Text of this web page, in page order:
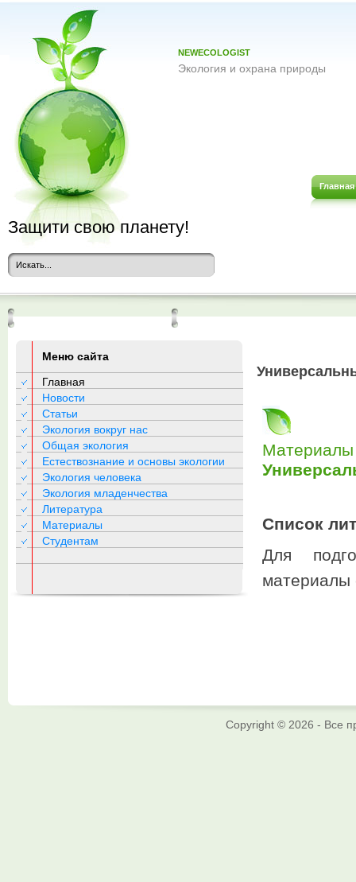
NEWECOLOGIST
Экология и охрана природы
Главная
Защити свою планету!
Меню сайта
Главная
Новости
Статьи
Экология вокруг нас
Общая экология
Естествознание и основы экологии
Экология человека
Экология младенчества
Литература
Материалы
Студентам
Материалы
Список
Для
материалы
Copyright © 2026 - Все